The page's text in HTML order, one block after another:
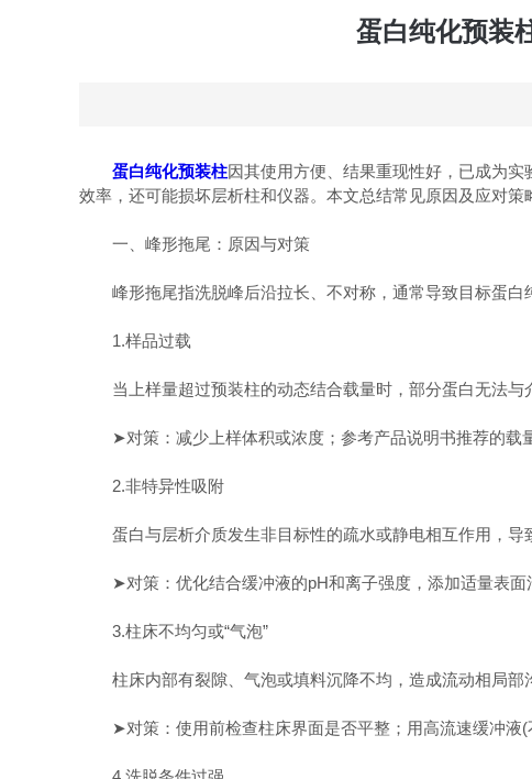
蛋白纯化预装
蛋白纯化预装柱因其使用方便、结果重现性好，已成为
效率，还可能损坏层析柱和仪器。本文总结常见原因及应对策
一、峰形拖尾：原因与对策
峰形拖尾指洗脱峰后沿拉长、不对称，通常导致目标蛋白
1.样品过载
当上样量超过预装柱的动态结合载量时，部分蛋白无法与
➤对策：减少上样体积或浓度；参考产品说明书推荐的载
2.非特异性吸附
蛋白与层析介质发生非目标性的疏水或静电相互作用，导
➤对策：优化结合缓冲液的pH和离子强度，添加适量表面
3.柱床不均匀或“气泡”
柱床内部有裂隙、气泡或填料沉降不均，造成流动相局部
➤对策：使用前检查柱床界面是否平整；用高流速缓冲液(